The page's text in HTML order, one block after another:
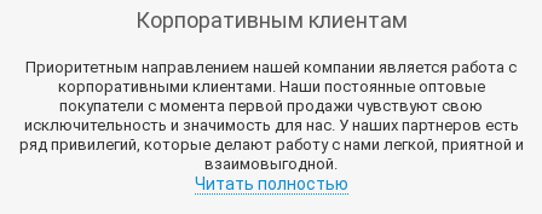
Корпоративным клиентам
Приоритетным направлением нашей компании является работа с
корпоративными клиентами. Наши постоянные оптовые
покупатели с момента первой продажи чувствуют свою
исключительность и значимость для нас. У наших партнеров есть
ряд привилегий, которые делают работу с нами легкой, приятной и
взаимовыгодной.
Читать полностью